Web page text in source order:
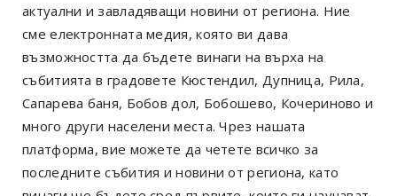
актуални и завладяващи новини от региона. Ние
сме електронната медия, която ви дава
възможността да бъдете винаги на върха на
събитията в градовете Кюстендил, Дупница, Рила,
Сапарева баня, Бобов дол, Бобошево, Кочериново и
много други населени места. Чрез нашата
платформа, вие можете да четете всичко за
последните събития и новини от региона, като